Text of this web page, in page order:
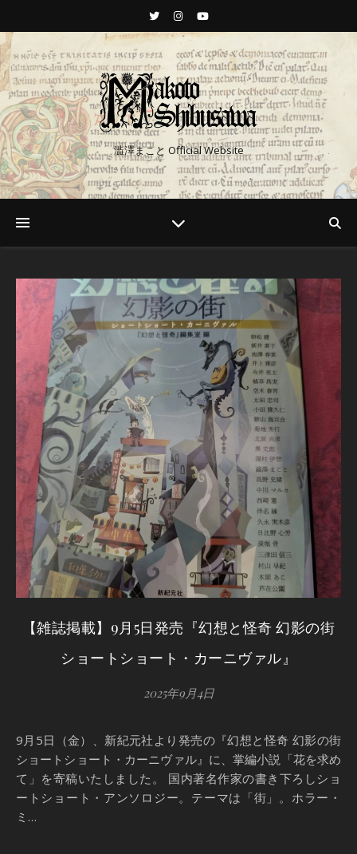
澁澤まこと Official Website
【雑誌掲載】9月5日発売『幻想と怪奇 幻影の街
ショートショート・カーニヴァル』
2025年9月4日
9月5日（金）、新紀元社より発売の『幻想と怪奇 幻影の街
ショートショート・カーニヴァル』に、掌編小説「花を求め
て」を寄稿いたしました。 国内著名作家の書き下ろしショ
ートショート・アンソロジー。テーマは「街」。ホラー・
ミ…